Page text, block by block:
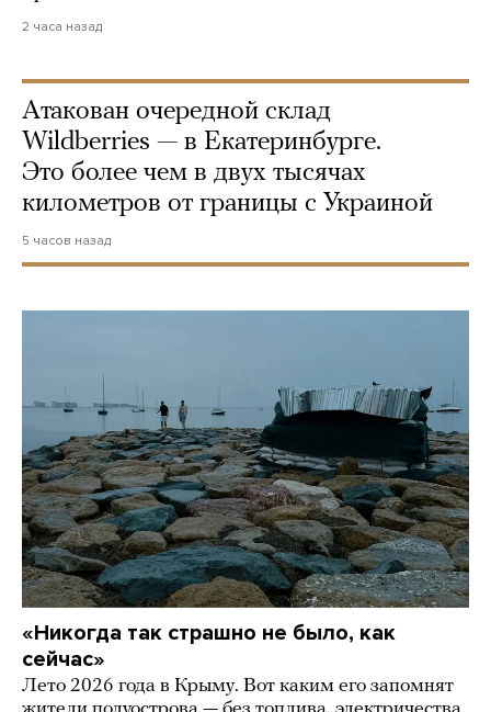
2 часа назад
Атакован очередной склад
Wildberries — в Екатеринбурге.
Это более чем в двух тысячах
километров от границы с Украиной
5 часов назад
«Никогда так страшно не было, как
сейчас»
Лето 2026 года в Крыму. Вот каким его запомнят